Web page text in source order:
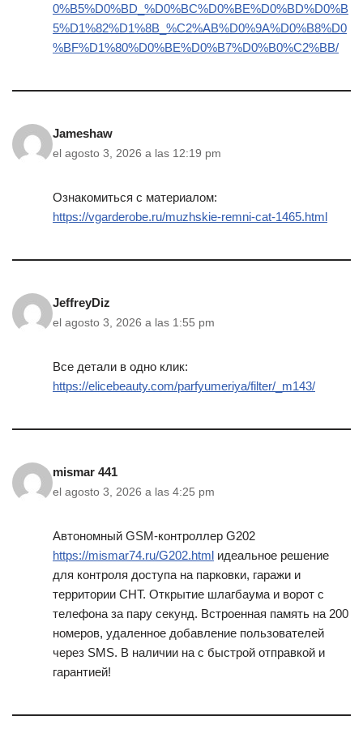
0%B5%D0%BD_%D0%BC%D0%BE%D0%BD%D0%B
5%D1%82%D1%8B_%C2%AB%D0%9A%D0%B8%D0
%BF%D1%80%D0%BE%D0%B7%D0%B0%C2%BB/
Jameshaw
el agosto 3, 2026 a las 12:19 pm
Ознакомиться с материалом:
https://vgarderobe.ru/muzhskie-remni-cat-1465.html
JeffreyDiz
el agosto 3, 2026 a las 1:55 pm
Все детали в одно клик:
https://elicebeauty.com/parfyumeriya/filter/_m143/
mismar 441
el agosto 3, 2026 a las 4:25 pm
Автономный GSM-контроллер G202
https://mismar74.ru/G202.html идеальное решение
для контроля доступа на парковки, гаражи и
территории СНТ. Открытие шлагбаума и ворот с
телефона за пару секунд. Встроенная память на 200
номеров, удаленное добавление пользователей
через SMS. В наличии на с быстрой отправкой и
гарантией!